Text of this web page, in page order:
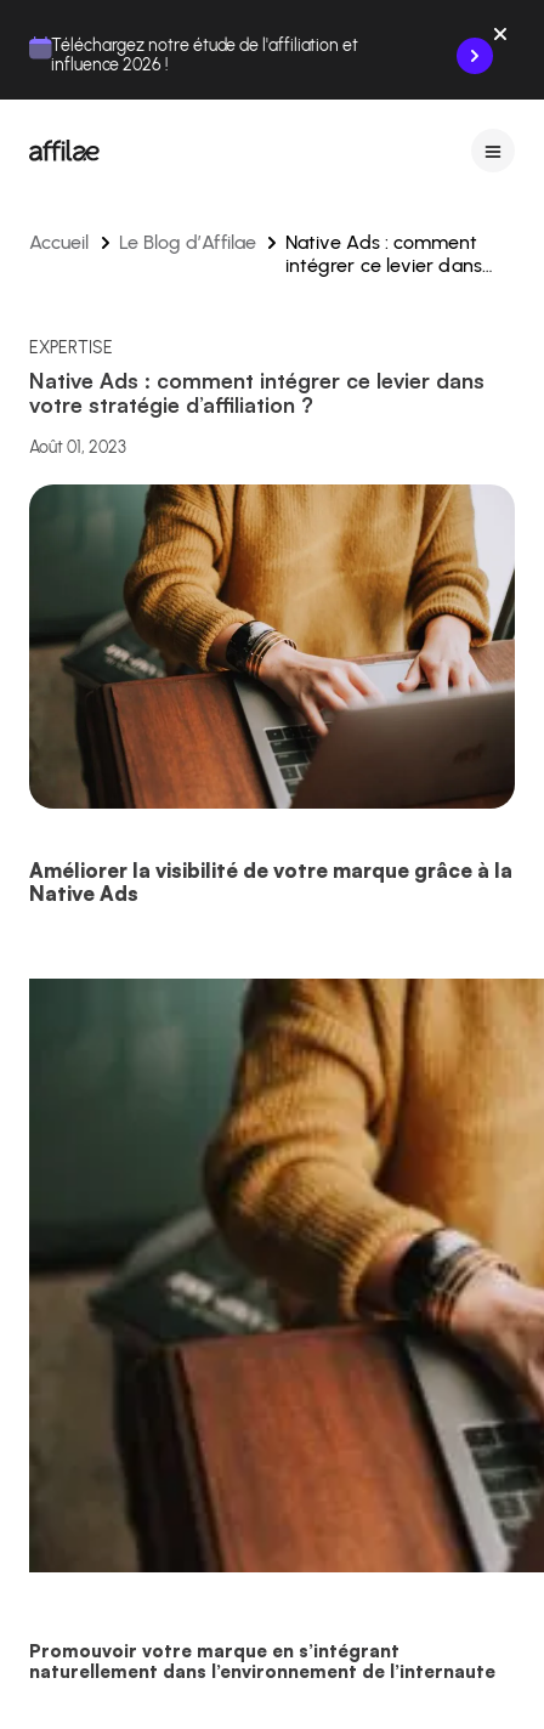
Téléchargez notre étude de l'affiliation et
influence 2026 !
Accueil Le Blog d’Affilae
Native Ads : comment
intégrer ce levier dans
EXPERTISE
Native Ads : comment intégrer ce levier dans
votre stratégie d’affiliation ?
Août 01, 2023
Améliorer la visibilité de votre marque grâce à la
Native Ads
Promouvoir votre marque en s’intégrant
naturellement dans l’environnement de l’internaute